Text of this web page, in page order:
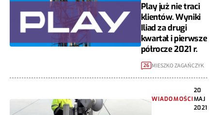
Play już nie traci
klientów. Wyniki
Iliad za drugi
kwartał i pierwsze
półrocze 2021 r.
26 MIESZKO ZAGAŃCZYK
WIADOMOŚCI
20
MAJ
2021